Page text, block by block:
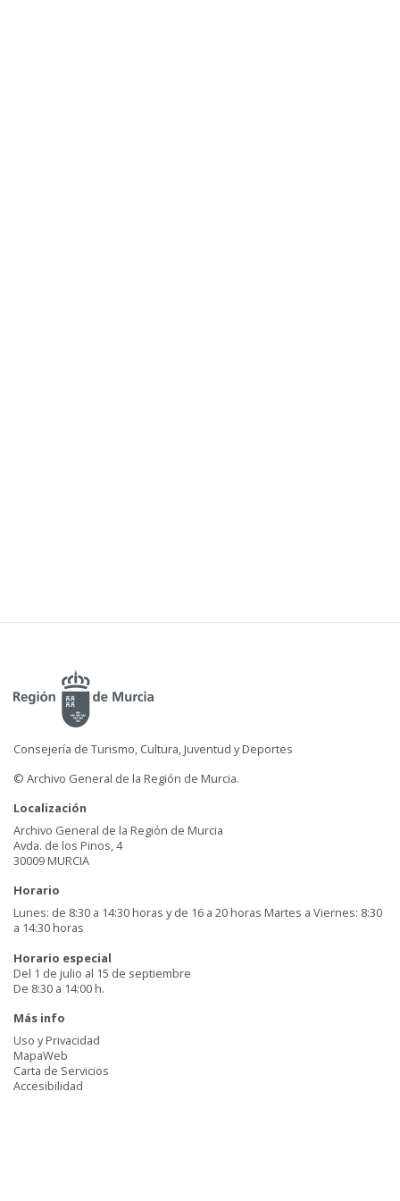
Consejería de Turismo, Cultura, Juventud y Deportes
© Archivo General de la Región de Murcia.
Localización
Archivo General de la Región de Murcia
Avda. de los Pinos, 4
30009 MURCIA
Horario
Lunes: de 8:30 a 14:30 horas y de 16 a 20 horas Martes a Viernes: 8:30
a 14:30 horas
Horario especial
Del 1 de julio al 15 de septiembre
De 8:30 a 14:00 h.
Más info
Uso y Privacidad
MapaWeb
Carta de Servicios
Accesibilidad